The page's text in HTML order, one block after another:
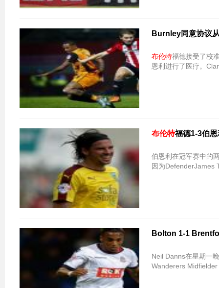
Burnley同意协议
布伦特福德接受了校
恩利进行了医疗。
布伦特福德1-3伯
伯恩利在冠军赛中的
因为DefenderJames
Bolton 1-1
Neil Danns在星期一
Wanderers